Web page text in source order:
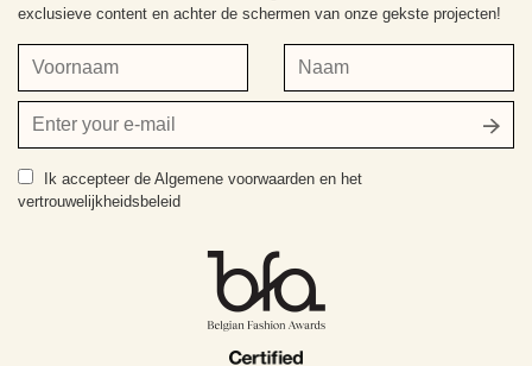
exclusieve content en achter de schermen van onze gekste projecten!
Voornaam Naam
Jouw
e-
mailadres
Ik accepteer de Algemene voorwaarden en het
vertrouwelijkheidsbeleid